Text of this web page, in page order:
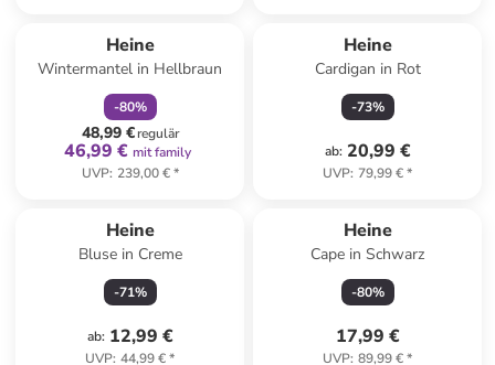
Heine
Wintermantel in Hellbraun
-80%
48,99 €regulär
46,99 € mit family
UVP: 239,00 €*
Heine
Cardigan in Rot
-73%
ab: 20,99 €
UVP: 79,99 €*
Heine
Bluse in Creme
-71%
ab: 12,99 €
UVP: 44,99 €*
Heine
Cape in Schwarz
-80%
17,99 €
UVP: 89,99 €*